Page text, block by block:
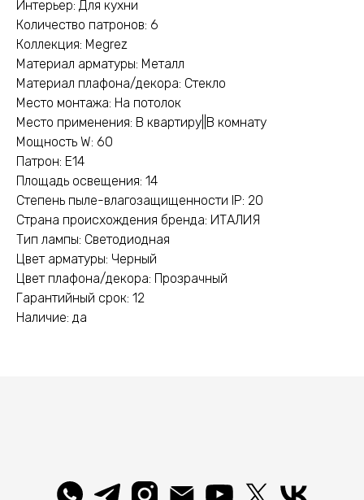
Интерьер: Для кухни
Количество патронов: 6
Коллекция: Megrez
Материал арматуры: Металл
Материал плафона/декора: Стекло
Место монтажа: На потолок
Место применения: В квартиру||В комнату
Мощность W: 60
Патрон: E14
Площадь освещения: 14
Степень пыле-влагозащищенности IP: 20
Страна происхождения бренда: ИТАЛИЯ
Тип лампы: Светодиодная
Цвет арматуры: Черный
Цвет плафона/декора: Прозрачный
Гарантийный срок: 12
Наличие: да